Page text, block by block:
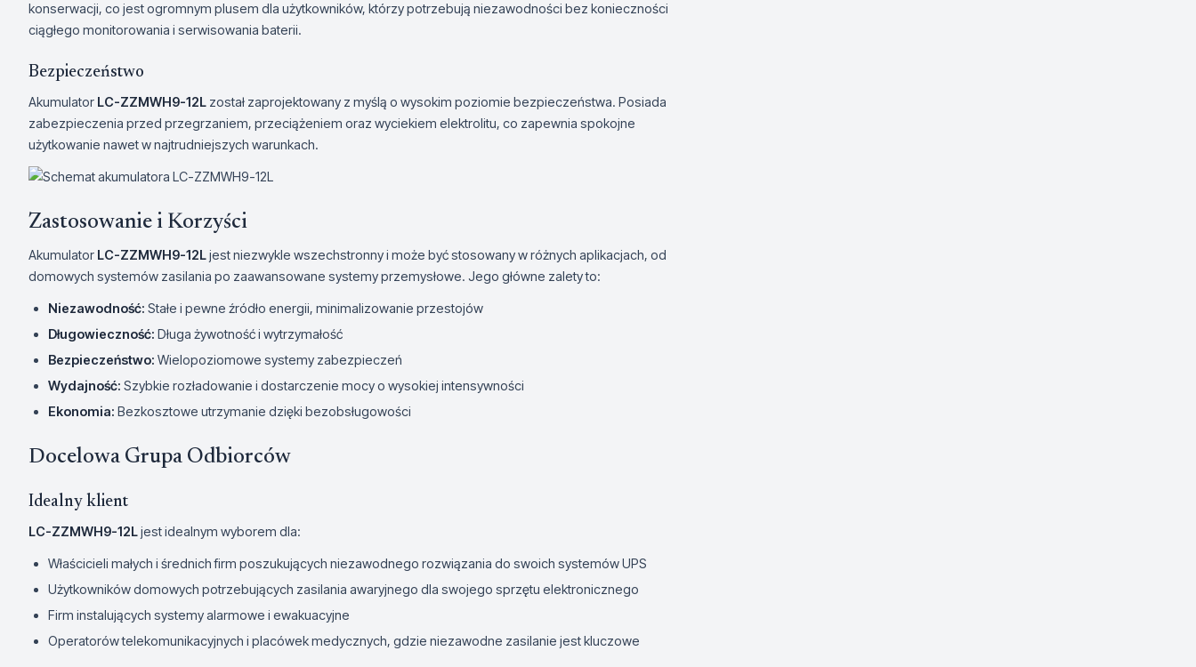
konserwacji, co jest ogromnym plusem dla użytkowników, którzy potrzebują niezawodności bez konieczności
ciągłego monitorowania i serwisowania baterii.
Bezpieczeństwo
Akumulator LC-ZZMWH9-12L został zaprojektowany z myślą o wysokim poziomie bezpieczeństwa. Posiada
zabezpieczenia przed przegrzaniem, przeciążeniem oraz wyciekiem elektrolitu, co zapewnia spokojne
użytkowanie nawet w najtrudniejszych warunkach.
Zastosowanie i Korzyści
Akumulator LC-ZZMWH9-12Ljest niezwykle wszechstronny i może być stosowany w różnych aplikacjach, od
domowych systemów zasilania po zaawansowane systemy przemysłowe. Jego główne zalety to:
Niezawodność: Stałe i pewne źródło energii, minimalizowanie przestojów
Długowieczność: Długa żywotność i wytrzymałość
Bezpieczeństwo: Wielopoziomowe systemy zabezpieczeń
Wydajność: Szybkie rozładowanie i dostarczenie mocy o wysokiej intensywności
Ekonomia: Bezkosztowe utrzymanie dzięki bezobsługowości
Docelowa Grupa Odbiorców
Idealny klient
LC-ZZMWH9-12Ljest idealnym wyborem dla:
Właścicieli małych i średnich firm poszukujących niezawodnego rozwiązania do swoich systemów UPS
Użytkowników domowych potrzebujących zasilania awaryjnego dla swojego sprzętu elektronicznego
Firm instalujących systemy alarmowe i ewakuacyjne
Operatorów telekomunikacyjnych i placówek medycznych, gdzie niezawodne zasilanie jest kluczowe